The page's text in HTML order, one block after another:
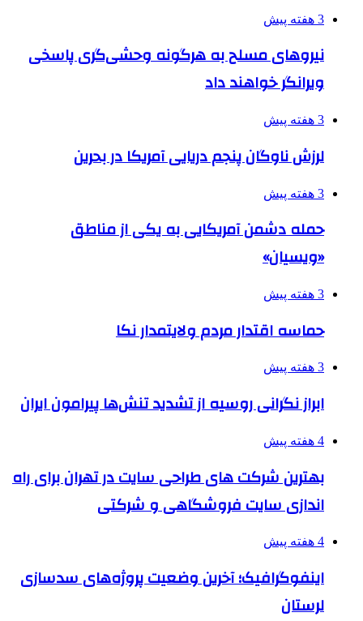
3 هفته پیش
نیروهای مسلح به هرگونه وحشی‌گری پاسخی
ویرانگر خواهند داد
3 هفته پیش
لرزش ناوگان پنجم دریایی آمریکا در بحرین
3 هفته پیش
حمله دشمن آمریکایی به یکی از مناطق
«ویسیان»
3 هفته پیش
حماسه اقتدار مردم ولایتمدار نکا
3 هفته پیش
ابراز نگرانی روسیه از تشدید تنش‌ها پیرامون ایران
4 هفته پیش
بهترین شرکت های طراحی سایت در تهران برای راه
اندازی سایت فروشگاهی و شرکتی
4 هفته پیش
اینفوگرافیک؛ آخرین وضعیت پروژه‌های سدسازی
لرستان